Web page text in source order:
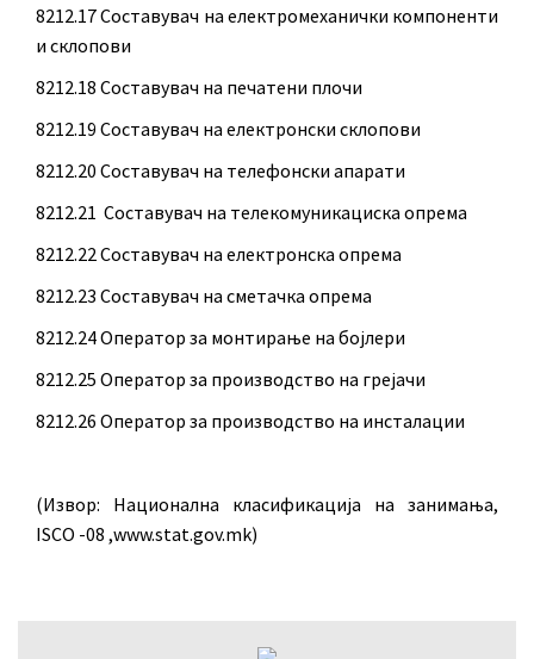
8212.17 Составувач на електромеханички компоненти
и склопови
8212.18 Составувач на печатени плочи
8212.19 Составувач на електронски склопови
8212.20 Составувач на телефонски апарати
8212.21 Составувач на телекомуникациска опрема
8212.22 Составувач на електронска опрема
8212.23 Составувач на сметачка опрема
8212.24 Оператор за монтирање на бојлери
8212.25 Оператор за производство на грејачи
8212.26 Оператор за производство на инсталации
(Извор: Национална класификација на занимања,
ISCO -08 ,www.stat.gov.mk)